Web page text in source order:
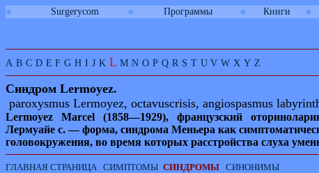
● Surgerycom ● Программы ● Книги ●
A B C D E F G H I J K L M N O P Q R S T U V W X Y Z
Синдром Lermoyez.
paroxysmus Lermoyez, octavuscrisis, angiospasmus
Lermoyez Marcel (1858—1929), французский
Лермуайе с. — форма, синдрома Меньера как
головокружения, во время которых расстройства слуха
ГЛАВНАЯ СТРАНИЦА СИМПТОМЫ СИНДРОМЫ СИНОНИМЫ